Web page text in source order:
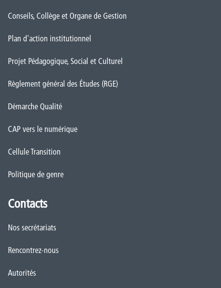
Conseils, Collège et Organe de Gestion
Plan d'action institutionnel
Projet Pédagogique, Social et Culturel
Règlement général des Études (RGE)
Démarche Qualité
CAP vers le numérique
Cellule Transition
Politique de genre
Contacts
Nos secrétariats
Rencontrez-nous
Autorités